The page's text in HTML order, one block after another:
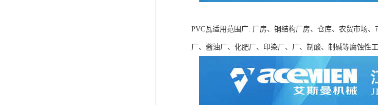
PVC瓦适用范围广: 厂房、钢结构厂房、仓库、农贸市场
厂、酱油厂、化肥厂、印染厂、厂、制酸、制碱等腐蚀性工